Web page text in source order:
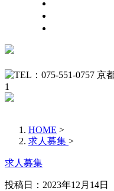
HOME >
求人募集 >
求人募集
投稿日：2023年12月14日